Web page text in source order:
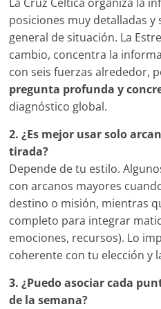
posiciones muy detalladas
general de situación. La
cambio, concentra la
con seis fuerzas alrededor,
pregunta profunda y
diagnóstico global.
2. ¿Es mejor usar solo
tirada?
Depende de tu estilo.
con arcanos mayores
destino o misión, mientras
completo para integrar
emociones, recursos). Lo
coherente con tu elección y
3. ¿Puedo asociar cada
de la semana?